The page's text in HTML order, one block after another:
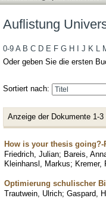
Auflistung
0-9 A B C D E F G H J K L
Oder geben Sie die ersten
Sortiert nach:
Anzeige der Dokumente 1-3
How is your thesis going?-
Friedrich, Julian; Bareis,
Kleinhansl, Markus; Kremer,
Optimierung schulischer
Trautwein, Ulrich; Gaspard,